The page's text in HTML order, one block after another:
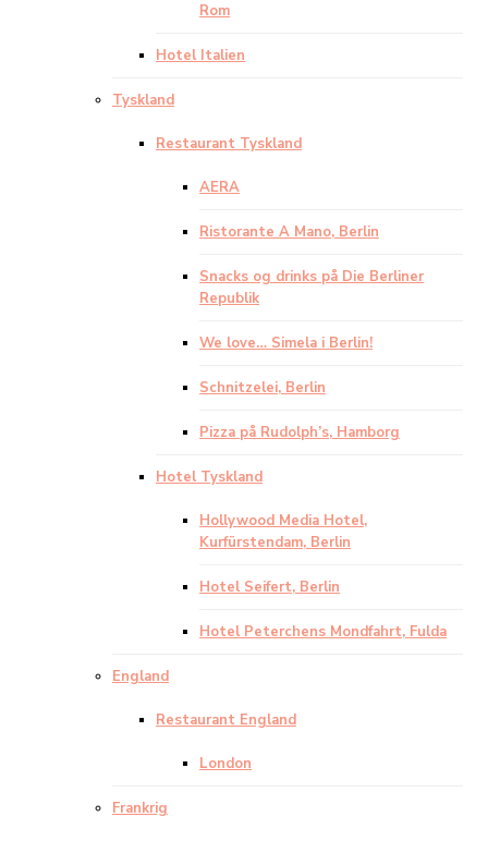
Rom
Hotel Italien
Tyskland
Restaurant Tyskland
AERA
Ristorante A Mano, Berlin
Snacks og drinks på Die Berliner
Republik
We love… Simela i Berlin!
Schnitzelei, Berlin
Pizza på Rudolph’s, Hamborg
Hotel Tyskland
Hollywood Media Hotel,
Kurfürstendam, Berlin
Hotel Seifert, Berlin
Hotel Peterchens Mondfahrt, Fulda
England
Restaurant England
London
Frankrig